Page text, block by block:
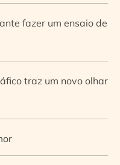
fazer um ensaio de
traz um novo olhar